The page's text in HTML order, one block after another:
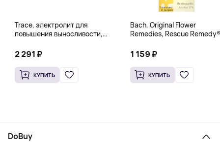
Trace, электролит для
повышения выносливости,
и черники, 30 пакетиков по 5 г
(0,18 унции)
2 291 ₽
КУПИТЬ
Bach, Original Flower
Remedies, Rescue
снятия стресса, 10 мл
(0,35 жидк. унции)
1 159 ₽
КУПИТЬ
DoBuy